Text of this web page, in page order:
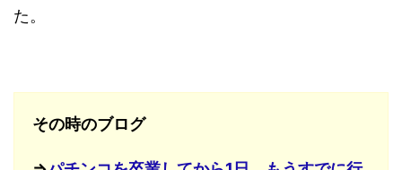
た。
その時のブログ